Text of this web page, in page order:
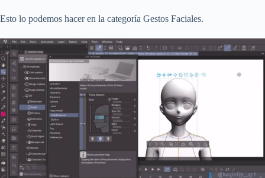
Esto lo podemos hacer en la categoría Gestos Faciales.